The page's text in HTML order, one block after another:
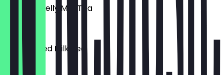
Espresso Jelly Milk Tea
£ 3,50
Oreo Potted Milk Tea
£ 3,50